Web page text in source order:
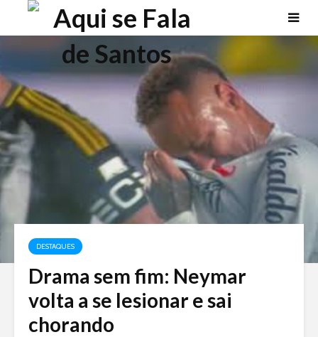
DESTAQUES
Drama sem fim: Neymar
volta a se lesionar e sai
chorando